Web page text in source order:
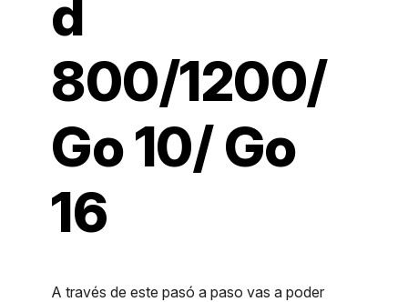
d
800/1200/
Go 10/ Go
16
A través de este pasó a paso vas a poder